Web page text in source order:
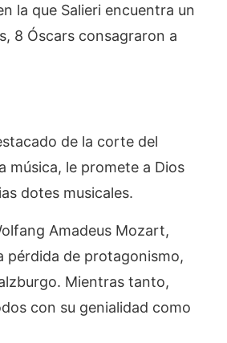
la que Salieri encuentra un
8 Óscars consagraron a
de la corte del
música, le promete a Dios
dotes musicales.
Amadeus Mozart,
pérdida de protagonismo,
Mientras tanto,
con su genialidad como